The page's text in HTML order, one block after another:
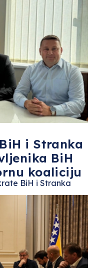
i Stranka
BiH
koaliciju
BiH i Stranka